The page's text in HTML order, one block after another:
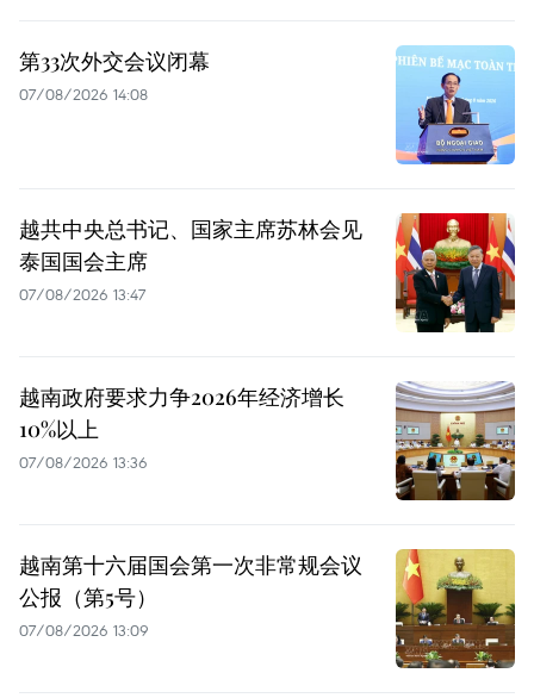
第33次外交会议闭幕
07/08/2026 14:08
越共中央总书记、国家主席苏林会见
泰国国会主席
07/08/2026 13:47
越南政府要求力争2026年经济增长
10%以上
07/08/2026 13:36
越南第十六届国会第一次非常规会议
公报（第5号）
07/08/2026 13:09